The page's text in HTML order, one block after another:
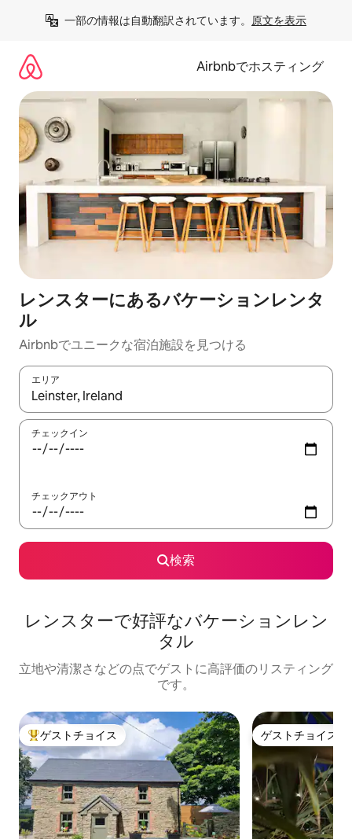
一部の情報は自動翻訳されています。 原文を表示
Airbnbでホスティング
レンスターにあるバケーションレンタ
ル
Airbnbでユニークな宿泊施設を見つける
エリア
検索結果が表示されたら、上下の矢印キーを使って移動するか
チェックイン
チェックアウト
検索
レンスターで好評なバケーションレン
タル
立地や清潔さなどの点でゲストに高評価のリスティング
です。
大好評のゲストチョイスです。
ゲストチョイス ゲストチョイス
ゲストチョイス